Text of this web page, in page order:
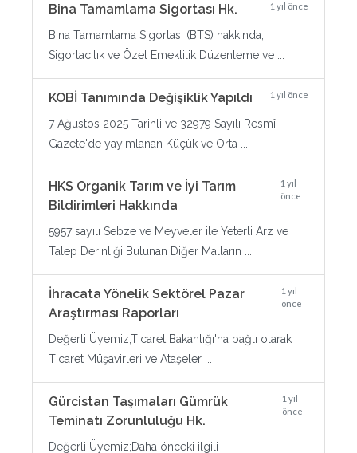
Bina Tamamlama Sigortası Hk. 1 yıl önce
Bina Tamamlama Sigortası (BTS) hakkında,
Sigortacılık ve Özel Emeklilik Düzenleme ve ...
KOBİ Tanımında Değişiklik Yapıldı 1 yıl önce
7 Ağustos 2025 Tarihli ve 32979 Sayılı Resmî
Gazete'de yayımlanan Küçük ve Orta ...
HKS Organik Tarım ve İyi Tarım
Bildirimleri Hakkında
1 yıl
önce
5957 sayılı Sebze ve Meyveler ile Yeterli Arz ve
Talep Derinliği Bulunan Diğer Malların ...
İhracata Yönelik Sektörel Pazar
Araştırması Raporları
1 yıl
önce
Değerli Üyemiz;Ticaret Bakanlığı'na bağlı olarak
Ticaret Müşavirleri ve Ataşeler ...
Gürcistan Taşımaları Gümrük
Teminatı Zorunluluğu Hk.
1 yıl
önce
Değerli Üyemiz;Daha önceki ilgili